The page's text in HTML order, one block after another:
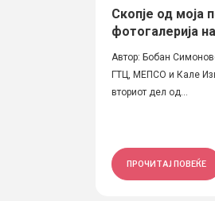
Скопје од моја
фотогалерија
Автор: Бобан
ГТЦ, МЕПСО и Кале
вториот дел од...
ПРОЧИТАЈ ПОВЕЌЕ